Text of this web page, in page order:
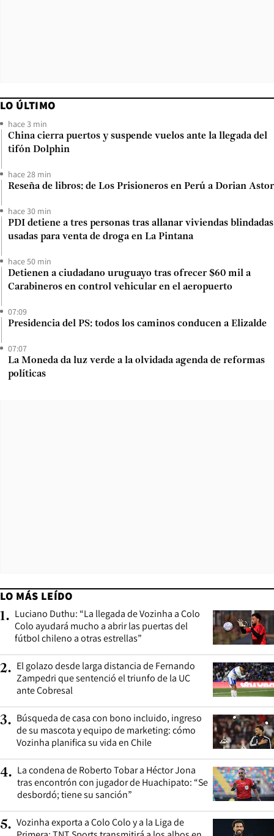
LO ÚLTIMO
hace 3 min
China cierra puertos y suspende vuelos ante la llegada del
tifón Dolphin
hace 28 min
Reseña de libros: de Los Prisioneros en Perú a Dorian Astor
hace 30 min
PDI detiene a tres personas tras allanar viviendas blindadas
usadas para venta de droga en La Pintana
hace 50 min
Detienen a ciudadano uruguayo tras ofrecer $60 mil a
Carabineros en control vehicular en el aeropuerto
07:09
Presidencia del PS: todos los caminos conducen a Elizalde
07:07
La Moneda da luz verde a la olvidada agenda de reformas
políticas
LO MÁS LEÍDO
1. Luciano Duthu: “La llegada de Vozinha a Colo
Colo ayudará mucho a abrir las puertas del
fútbol chileno a otras estrellas”
2. El golazo desde larga distancia de Fernando
Zampedri que sentenció el triunfo de la UC
ante Cobresal
3. Búsqueda de casa con bono incluido, ingreso
de su mascota y equipo de marketing: cómo
Vozinha planifica su vida en Chile
4. La condena de Roberto Tobar a Héctor Jona
tras encontrón con jugador de Huachipato: “Se
desbordó; tiene su sanción”
5. Vozinha exporta a Colo Colo y a la Liga de